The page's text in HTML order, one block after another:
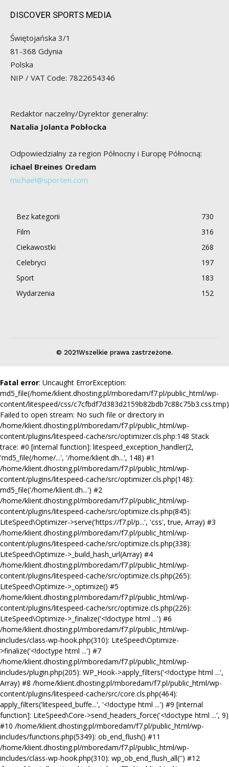
DISCOVER SPORTS MEDIA
Świętojańska 3/1
81-368 Gdynia
Polska
NIP / VAT Code: 7822654346
Redaktor naczelny/Dyrektor generalny:
Natalia Jolanta Pobłocka
Odpowiedzialny za region Północny i Europę Północną:
ichael Breines Oredam
michael@sporten.com
Bez kategorii
730
Film
316
Ciekawostki
268
Celebryci
197
Sport
183
Wydarzenia
152
© 2021Wszelkie prawa zastrzeżone.
Fatal error: Uncaught ErrorException:
md5_file(/home/klient.dhosting.pl/mboredam/f7.pl/public_html/wp-
content/litespeed/css/
Failed to open stream: No such file or directory in
/home/klient.dhosting.pl/mboredam/f7.pl/public_html/wp-
content/plugins/litespeed-cache/src/optimizer.cls.php:148 Stack
trace: #0 [internal function]: litespeed_exception_handler(2,
'md5_file(/home/...', '/home/klient.dh...', 148) #1
/home/klient.dhosting.pl/mboredam/f7.pl/public_html/wp-
content/plugins/litespeed-cache/src/optimizer.cls.php(148):
md5_file('/home/klient.dh...') #2
/home/klient.dhosting.pl/mboredam/f7.pl/public_html/wp-
content/plugins/litespeed-cache/src/optimize.cls.php(845):
LiteSpeed\Optimizer->serve('https://f7.pl/p...', 'css', true, Array) #3
/home/klient.dhosting.pl/mboredam/f7.pl/public_html/wp-
content/plugins/litespeed-cache/src/optimize.cls.php(338):
LiteSpeed\Optimize->_build_hash_url(Array) #4
/home/klient.dhosting.pl/mboredam/f7.pl/public_html/wp-
content/plugins/litespeed-cache/src/optimize.cls.php(265):
LiteSpeed\Optimize->_optimize() #5
/home/klient.dhosting.pl/mboredam/f7.pl/public_html/wp-
content/plugins/litespeed-cache/src/optimize.cls.php(226):
LiteSpeed\Optimize->_finalize('<!doctype html ...') #6
/home/klient.dhosting.pl/mboredam/f7.pl/public_html/wp-
includes/class-wp-hook.php(310): LiteSpeed\Optimize-
>finalize('<!doctype html ...') #7
/home/klient.dhosting.pl/mboredam/f7.pl/public_html/wp-
includes/plugin.php(205): WP_Hook->apply_filters('<!doctype html ...',
Array) #8 /home/klient.dhosting.pl/mboredam/f7.pl/public_html/wp-
content/plugins/litespeed-cache/src/core.cls.php(464):
apply_filters('litespeed_buffe...', '<!doctype html ...') #9 [internal
function]: LiteSpeed\Core->send_headers_force('<!doctype html ...', 9)
#10 /home/klient.dhosting.pl/mboredam/f7.pl/public_html/wp-
includes/functions.php(5349): ob_end_flush() #11
/home/klient.dhosting.pl/mboredam/f7.pl/public_html/wp-
includes/class-wp-hook.php(310): wp_ob_end_flush_all('') #12